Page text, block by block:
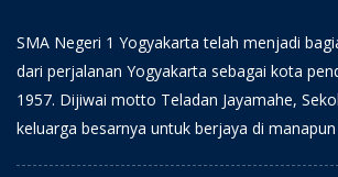
SMA Negeri 1 Yogyakarta telah menjadi
dari perjalanan Yogyakarta sebagai kota
1957. Dijiwai motto Teladan Jayamahe,
keluarga besarnya untuk berjaya di